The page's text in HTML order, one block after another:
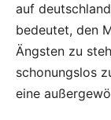
auf
bedeutet, den
Ängsten zu
schonungslos
eine